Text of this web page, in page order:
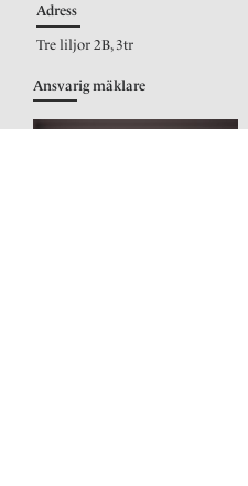
Adress
Tre liljor 2B, 3tr
Ansvarig mäklare